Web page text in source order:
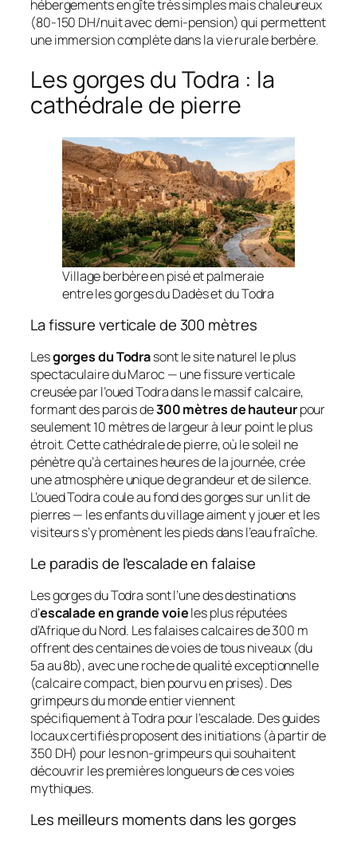
hébergements en gîte très simples mais chaleureux
(80-150 DH/nuit avec demi-pension) qui permettent
une immersion complète dans la vie rurale berbère.
Les gorges du Todra : la
cathédrale de pierre
Village berbère en pisé et palmeraie
entre les gorges du Dadès et du Todra
La fissure verticale de 300 mètres
Lesgorges du Todrasont le site naturel le plus
spectaculaire du Maroc — une fissure verticale
creusée par l’oued Todra dans le massif calcaire,
formant des parois de300 mètres de hauteurpour
seulement 10 mètres de largeur à leur point le plus
étroit. Cette cathédrale de pierre, où le soleil ne
pénètre qu’à certaines heures de la journée, crée
une atmosphère unique de grandeur et de silence.
L’oued Todra coule au fond des gorges sur un lit de
pierres — les enfants du village aiment y jouer et les
visiteurs s’y promènent les pieds dans l’eau fraîche.
Le paradis de l’escalade en falaise
Les gorges du Todra sont l’une des destinations
d’escalade en grande voieles plus réputées
d’Afrique du Nord. Les falaises calcaires de 300 m
offrent des centaines de voies de tous niveaux (du
5a au 8b), avec une roche de qualité exceptionnelle
(calcaire compact, bien pourvu en prises). Des
grimpeurs du monde entier viennent
spécifiquement à Todra pour l’escalade. Des guides
locaux certifiés proposent des initiations (à partir de
350 DH) pour les non-grimpeurs qui souhaitent
découvrir les premières longueurs de ces voies
mythiques.
Les meilleurs moments dans les gorges